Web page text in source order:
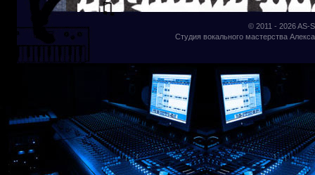
© 2011 - 2026AS-
Студия вокального мастерства